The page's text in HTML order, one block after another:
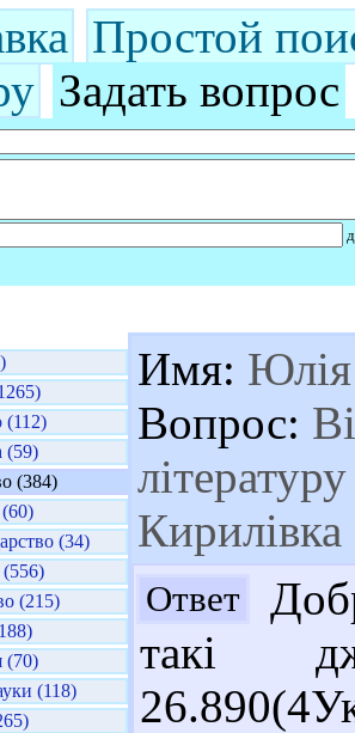
Простой
Задать вопрос
(112)
(59)
(384)
(34)
(556)
(215)
(70)
(118)
Имя: Юлія
Вопрос:
Кирилівка
Ответ
такі